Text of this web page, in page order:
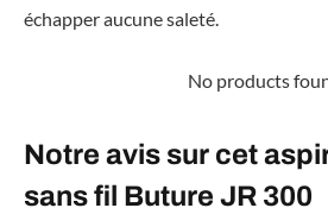
échapper aucune saleté.
No products
Notre avis sur cet
sans fil Buture JR 300